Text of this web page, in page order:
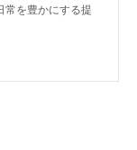
常を豊かにする提